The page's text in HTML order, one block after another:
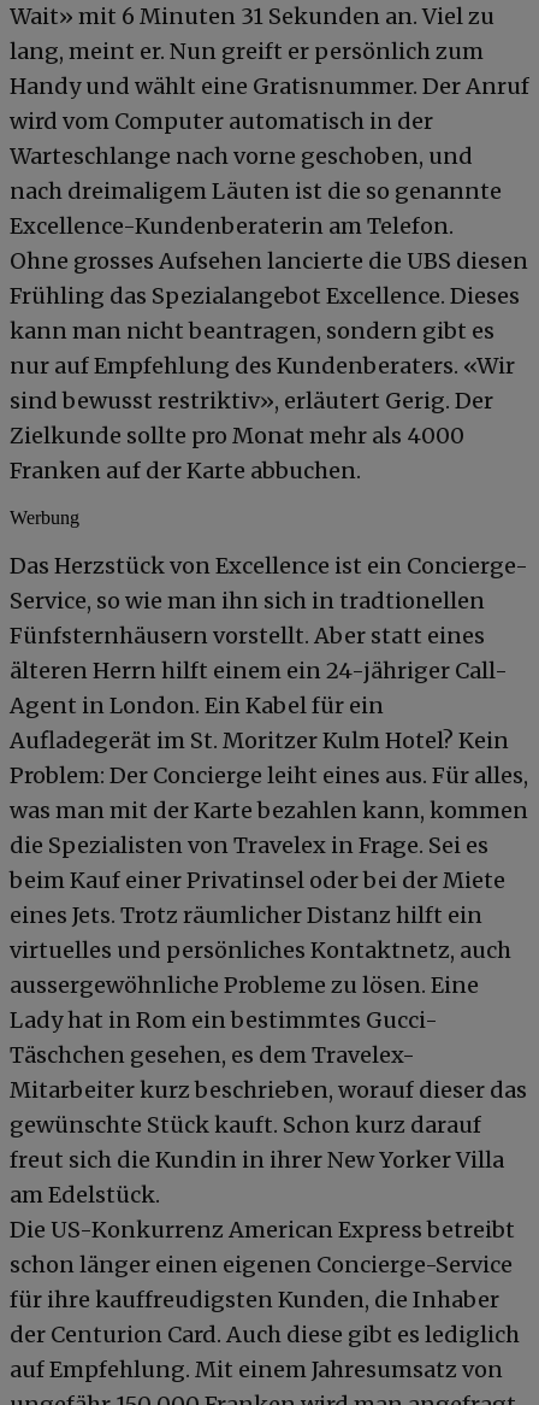
Wait» mit 6 Minuten 31 Sekunden an. Viel zu
lang, meint er. Nun greift er persönlich zum
Handy und wählt eine Gratisnummer. Der Anruf
wird vom Computer automatisch in der
Warteschlange nach vorne geschoben, und
nach dreimaligem Läuten ist die so genannte
Excellence-Kundenberaterin am Telefon.
Ohne grosses Aufsehen lancierte die UBS diesen
Frühling das Spezialangebot Excellence. Dieses
kann man nicht beantragen, sondern gibt es
nur auf Empfehlung des Kundenberaters. «Wir
sind bewusst restriktiv», erläutert Gerig. Der
Zielkunde sollte pro Monat mehr als 4000
Franken auf der Karte abbuchen.
Werbung
Das Herzstück von Excellence ist ein Concierge-
Service, so wie man ihn sich in tradtionellen
Fünfsternhäusern vorstellt. Aber statt eines
älteren Herrn hilft einem ein 24-jähriger Call-
Agent in London. Ein Kabel für ein
Aufladegerät im St. Moritzer Kulm Hotel? Kein
Problem: Der Concierge leiht eines aus. Für alles,
was man mit der Karte bezahlen kann, kommen
die Spezialisten von Travelex in Frage. Sei es
beim Kauf einer Privatinsel oder bei der Miete
eines Jets. Trotz räumlicher Distanz hilft ein
virtuelles und persönliches Kontaktnetz, auch
aussergewöhnliche Probleme zu lösen. Eine
Lady hat in Rom ein bestimmtes Gucci-
Täschchen gesehen, es dem Travelex-
Mitarbeiter kurz beschrieben, worauf dieser das
gewünschte Stück kauft. Schon kurz darauf
freut sich die Kundin in ihrer New Yorker Villa
am Edelstück.
Die US-Konkurrenz American Express betreibt
schon länger einen eigenen Concierge-Service
für ihre kauffreudigsten Kunden, die Inhaber
der Centurion Card. Auch diese gibt es lediglich
auf Empfehlung. Mit einem Jahresumsatz von